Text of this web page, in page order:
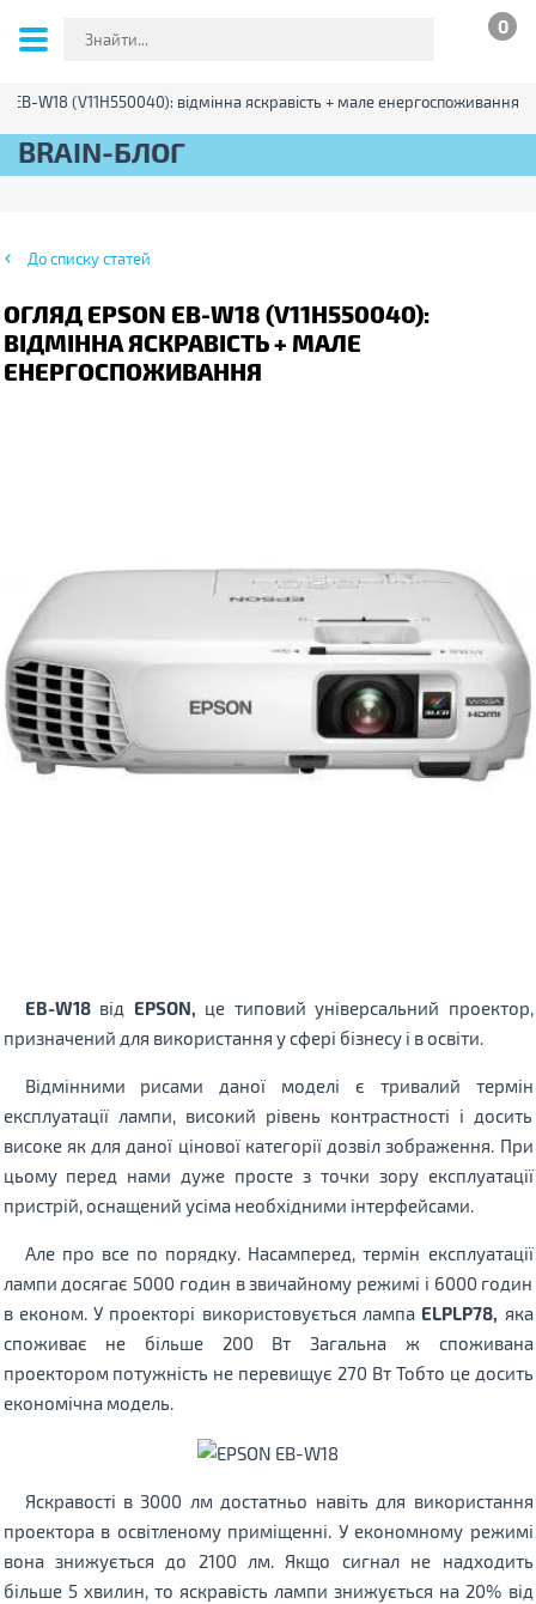
0
EB-W18 (V11H550040): відмінна яскравість + мале енергоспоживання
BRAIN-БЛОГ
До списку статей
ОГЛЯД EPSON EB-W18 (V11H550040):
ВІДМІННА ЯСКРАВІСТЬ + МАЛЕ
ЕНЕРГОСПОЖИВАННЯ
EB-W18від EPSON, це типовий універсальний проектор,
призначений для використання у сфері бізнесу і в освіти.
Відмінними рисами даної моделі є тривалий термін
експлуатації лампи, високий рівень контрастності і досить
високе як для даної цінової категорії дозвіл зображення. При
цьому перед нами дуже просте з точки зору експлуатації
пристрій, оснащений усіма необхідними інтерфейсами.
Але про все по порядку. Насамперед, термін експлуатації
лампи досягає 5000 годин в звичайному режимі і 6000 годин
в економ. У проекторі використовується лампа ELPLP78, яка
споживає не більше 200 Вт Загальна ж споживана
проектором потужність не перевищує 270 Вт Тобто це досить
економічна модель.
Яскравості в 3000 лм достатньо навіть для використання
проектора в освітленому приміщенні. У економному режимі
вона знижується до 2100 лм. Якщо сигнал не надходить
більше 5 хвилин, то яскравість лампи знижується на 20% від